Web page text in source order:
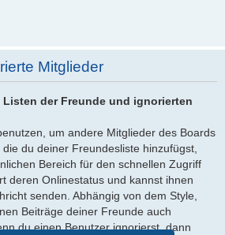
Mitglieder
der Freunde und ignorierten
um andere Mitglieder des Boards
du deiner Freundesliste hinzufügst,
Bereich für den schnellen Zugriff
deren Onlinestatus und kannst ihnen
senden. Abhängig von dem Style,
Beiträge deiner Freunde auch
du einen Benutzer ignorierst, dann